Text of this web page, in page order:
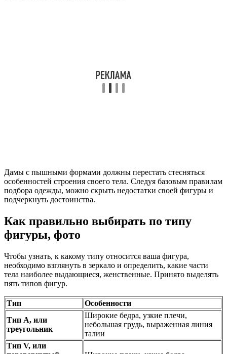
Дамы с пышными формами должны перестать стесняться
особенностей строения своего тела. Следуя базовым правилам
подбора одежды, можно скрыть недостатки своей фигуры и
подчеркнуть достоинства.
Как правильно выбирать по типу
фигуры, фото
Чтобы узнать, к какому типу относится ваша фигура,
необходимо взглянуть в зеркало и определить, какие части
тела наиболее выдающиеся, женственные. Принято выделять
пять типов фигур.
Тип
Особенности
Тип А, или
треугольник
Широкие бедра, узкие плечи,
небольшая грудь, выраженная линия
талии
Тип V, или